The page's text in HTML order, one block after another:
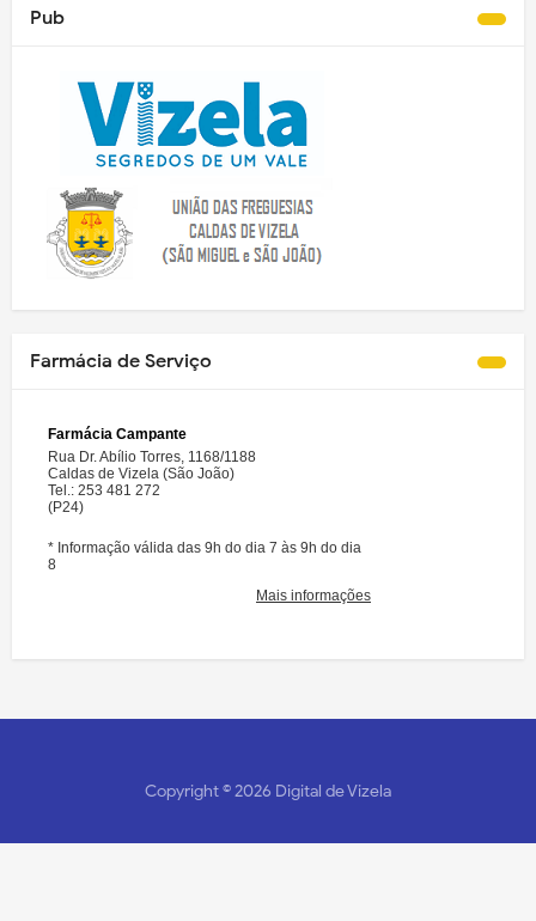
Pub
Farmácia de Serviço
Copyright ©2026 Digital de Vizela